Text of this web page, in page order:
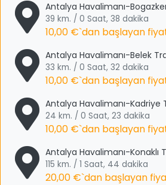
Antalya Havalimanı-
39 km. / 0 Saat, 38 dakika
10,00 €`dan başlayan
Antalya Havalimanı-Belek
33 km. / 0 Saat, 32 dakika
10,00 €`dan başlayan
Antalya Havalimanı-Kadriye
24 km. / 0 Saat, 23 dakika
10,00 €`dan başlayan
Antalya Havalimanı-Konaklı
115 km. / 1 Saat, 44 dakika
20,00 €`dan başlayan